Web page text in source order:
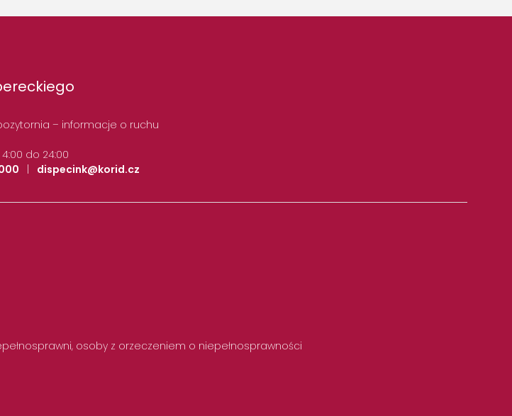
– informacje o ruchu
do 24:00
| dispecink@korid.cz
osoby z orzeczeniem o niepełnosprawności